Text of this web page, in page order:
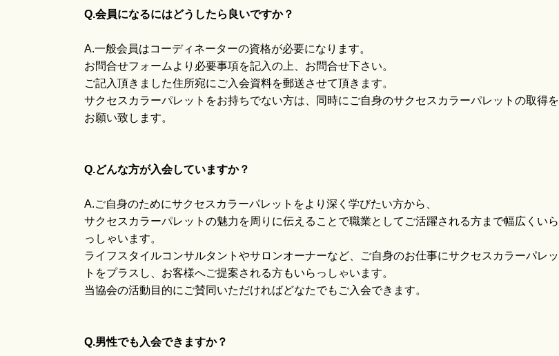
Q.会員になるにはどうしたら良いですか？
A.一般会員はコーディネーターの資格が必要になります。
お問合せフォームより必要事項を記入の上、お問合せ下さい。
ご記入頂きました住所宛にご入会資料を郵送させて頂きます。
サクセスカラーパレットをお持ちでない方は、同時にご自身のサクセスカラーパレットの取得を
お願い致します。
Q.どんな方が入会していますか？
A.ご自身のためにサクセスカラーパレットをより深く学びたい方から、
サクセスカラーパレットの魅力を周りに伝えることで職業としてご活躍される方まで幅広くいら
っしゃいます。
ライフスタイルコンサルタントやサロンオーナーなど、ご自身のお仕事にサクセスカラーパレッ
トをプラスし、お客様へご提案される方もいらっしゃいます。
当協会の活動目的にご賛同いただければどなたでもご入会できます。
Q.男性でも入会できますか？